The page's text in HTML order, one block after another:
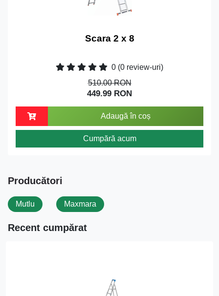
Scara 2 x 8
0 (0 review-uri)
510.00 RON
449.99 RON
Adaugă în coș
Cumpără acum
Producători
Mutlu Maxmara
Recent cumpărat